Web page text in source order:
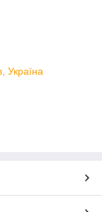
Україна